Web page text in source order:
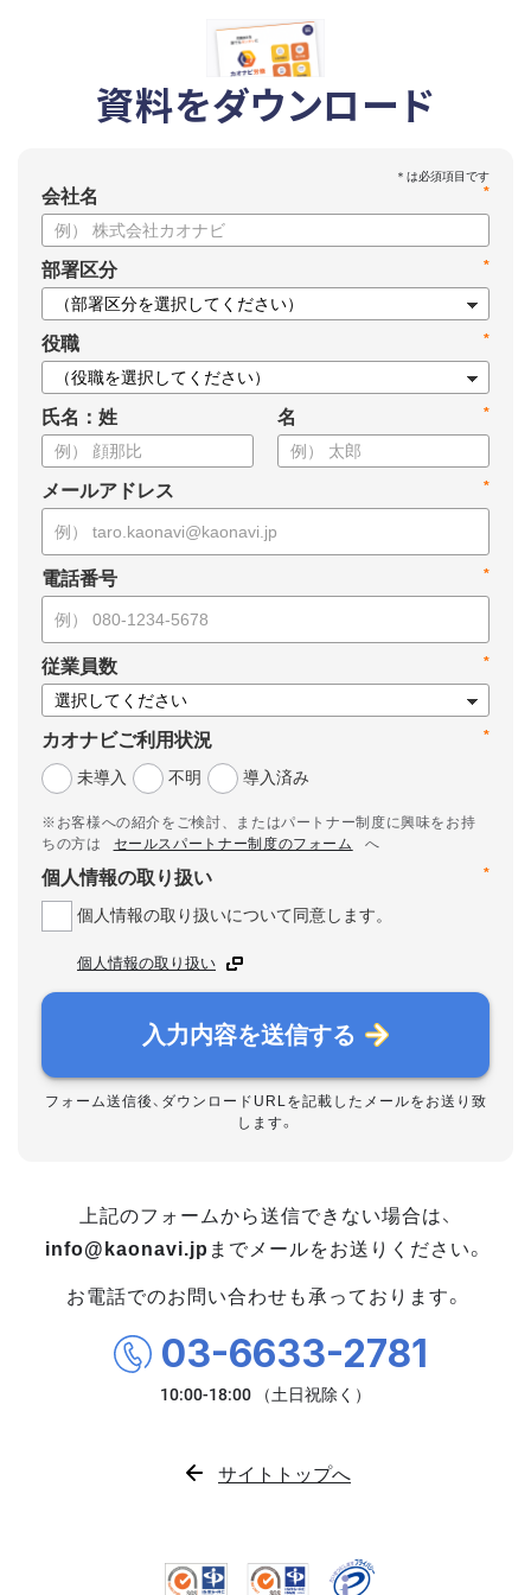
資料をダウンロード
*
会社名
*
部署区分
*
役職
氏名：姓 *
名
*
メールアドレス
*
電話番号
*
従業員数
*
カオナビご利用状況
未導入
不明 導入済み
※お客様への紹介をご検討、またはパートナー制度に興味をお持
ちの方は
セールスパートナー制度のフォーム
へ
*
個人情報の取り扱い
個人情報の取り扱いについて同意します。
個人情報の取り扱い
入力内容を送信する
フォーム送信後、ダウンロードURLを記載したメールをお送り致
します。
上記のフォームから送信できない場合は、
info@kaonavi.jp までメールをお送りください。
お電話でのお問い合わせも承っております。
03-6633-2781
サイトトップへ